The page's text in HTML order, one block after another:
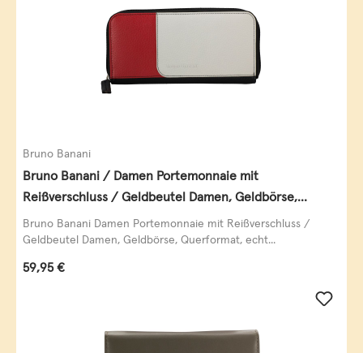
Bruno Banani
Bruno Banani / Damen Portemonnaie mit
Reißverschluss / Geldbeutel Damen, Geldbörse,
Querformat, echt Leder, black/white/red
Bruno Banani Damen Portemonnaie mit Reißverschluss /
Geldbeutel Damen, Geldbörse, Querformat, echt...
Regulärer Preis:
59,95 €